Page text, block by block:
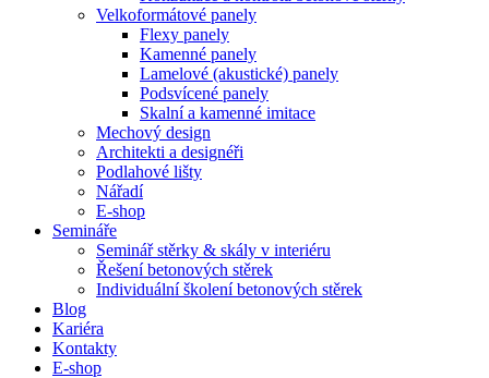
Velkoformátové panely
Flexy panely
Kamenné panely
Lamelové (akustické) panely
Podsvícené panely
Skalní a kamenné imitace
Mechový design
Architekti a designéři
Podlahové lišty
Nářadí
E-shop
Semináře
Seminář stěrky & skály v interiéru
Řešení betonových stěrek
Individuální školení betonových stěrek
Blog
Kariéra
Kontakty
E-shop